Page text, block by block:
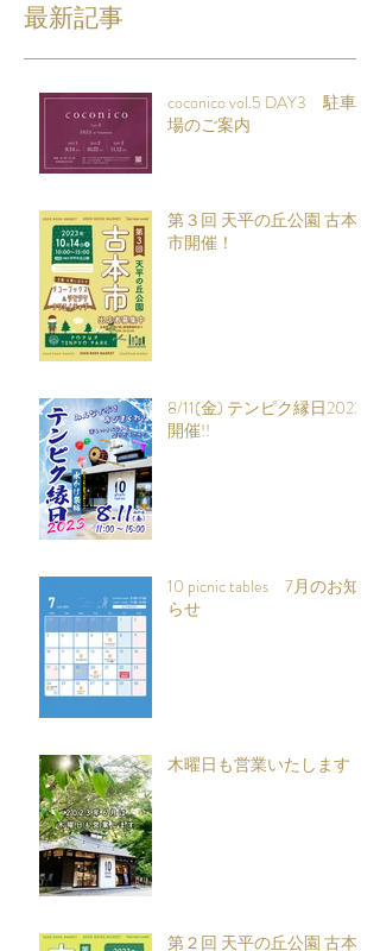
最新記事
coconico vol.5 DAY3 駐車
場のご案内
第３回 天平の丘公園 古本
市開催！
8/11(金) テンピク縁日2023
開催!!
10 picnic tables 7月のお知
らせ
木曜日も営業いたします
第２回 天平の丘公園 古本